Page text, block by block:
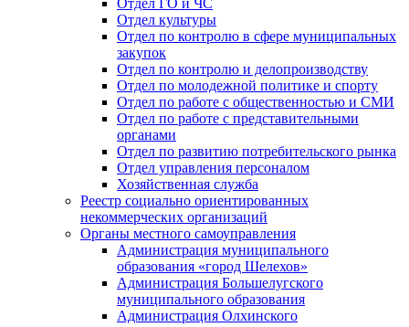
Отдел культуры
Отдел по контролю в сфере муниципальных
закупок
Отдел по контролю и делопроизводству
Отдел по молодежной политике и спорту
Отдел по работе с общественностью и СМИ
Отдел по работе с представительными
органами
Отдел по развитию потребительского рынка
Отдел управления персоналом
Хозяйственная служба
Реестр социально ориентированных
некоммерческих организаций
Органы местного самоуправления
Администрация муниципального
образования «город Шелехов»
Администрация Большелугского
муниципального образования
Администрация Олхинского